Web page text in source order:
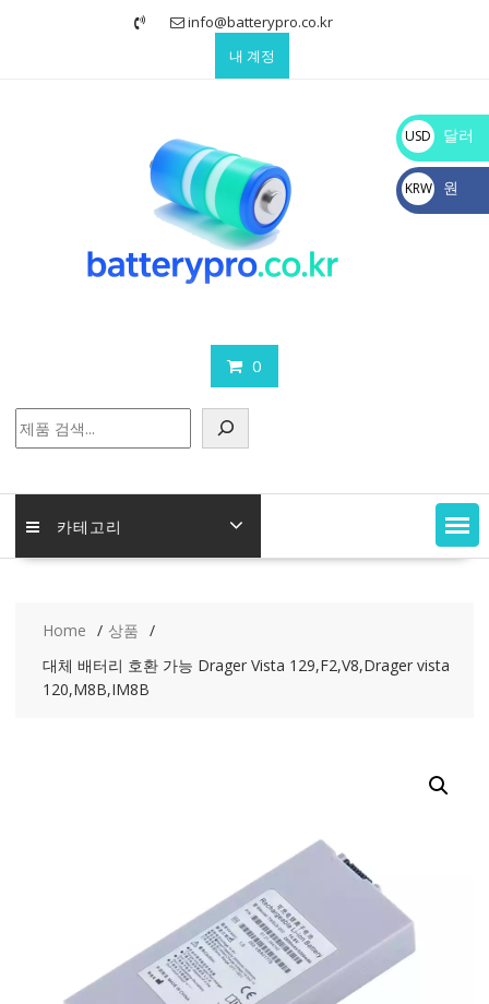
info@batterypro.co.kr
내 계정
0
색
카테고리
Home
상품
대체 배터리 호환 가능 Drager Vista 129,F2,V8,Drager vista
120,M8B,IM8B
USD
$
달러
KRW
₩
원